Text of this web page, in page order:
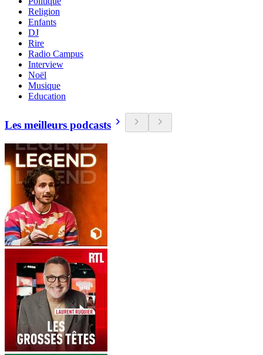
Religion
Enfants
DJ
Rire
Radio Campus
Interview
Noël
Musique
Education
Les meilleurs podcasts